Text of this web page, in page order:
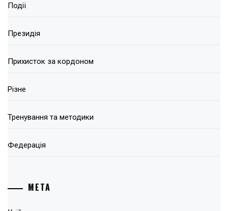
Події
Президія
Прихисток за кордоном
Різне
Тренування та методики
Федерація
МЕТА